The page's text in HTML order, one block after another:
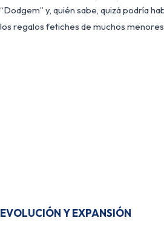
“Dodgem” y, quién sabe, quizá podría
los regalos fetiches de muchos
EVOLUCIÓN Y EXPANSIÓN